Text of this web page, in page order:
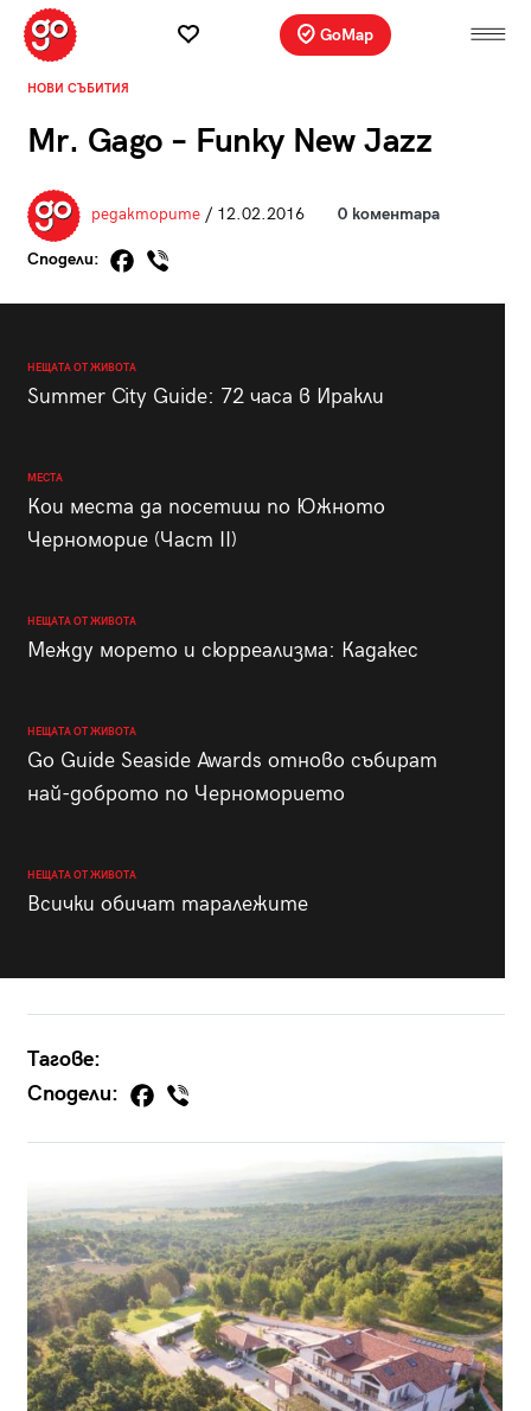
GoMap
НОВИ СЪБИТИЯ
Mr. Gago – Funky New Jazz
редакторите/ 12.02.2016 0 коментара
Сподели:
НЕЩАТА ОТ ЖИВОТА
Summer City Guide: 72 часа в Иракли
МЕСТА
Кои места да посетиш по Южното
Черноморие (Част II)
НЕЩАТА ОТ ЖИВОТА
Между морето и сюрреализма: Кадакес
НЕЩАТА ОТ ЖИВОТА
Go Guide Seaside Awards отново събират
най-доброто по Черноморието
НЕЩАТА ОТ ЖИВОТА
Всички обичат таралежите
Тагове:
Сподели: